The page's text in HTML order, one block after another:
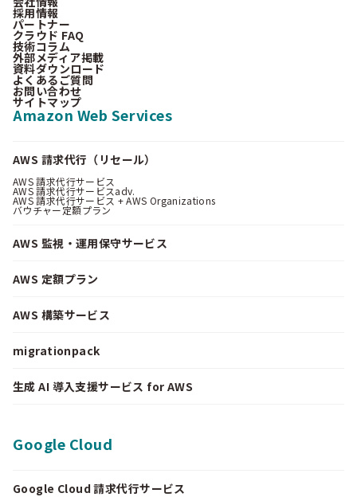
採用情報
パートナー
クラウド FAQ
技術コラム
外部メディア掲載
資料ダウンロード
よくあるご質問
お問い合わせ
サイトマップ
Amazon Web Services
AWS 請求代行（リセール）
AWS 請求代行サービス
AWS 請求代行サービスadv.
AWS 請求代行サービス + AWS Organizations
バウチャー定額プラン
AWS 監視・運用保守サービス
AWS 定額プラン
AWS 構築サービス
migrationpack
生成 AI 導入支援サービス for AWS
Google Cloud
Google Cloud 請求代行サービス